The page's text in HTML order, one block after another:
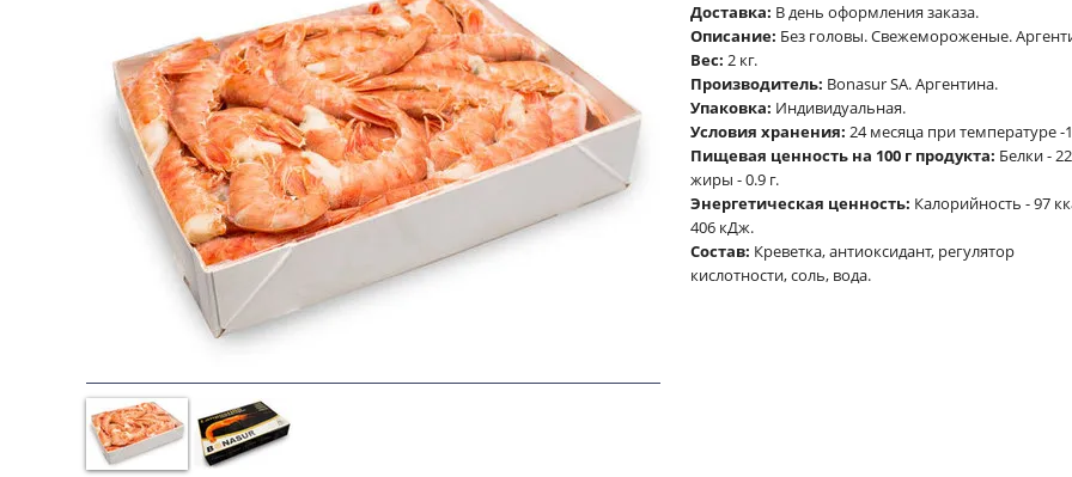
Доставка: В день оформления заказа.
Описание: Без головы. Свежемороженые.
Вес: 2 кг.
Производитель: Bonasur SA. Аргентина.
Упаковка: Индивидуальная.
Условия хранения: 24 месяца при температуре -
Пищевая ценность на 100 г продукта: Белки -
жиры - 0.9 г.
Энергетическая ценность: Калорийность - 97
406 кДж.
Cостав: Креветка, антиоксидант, регулятор
кислотности, соль, вода.